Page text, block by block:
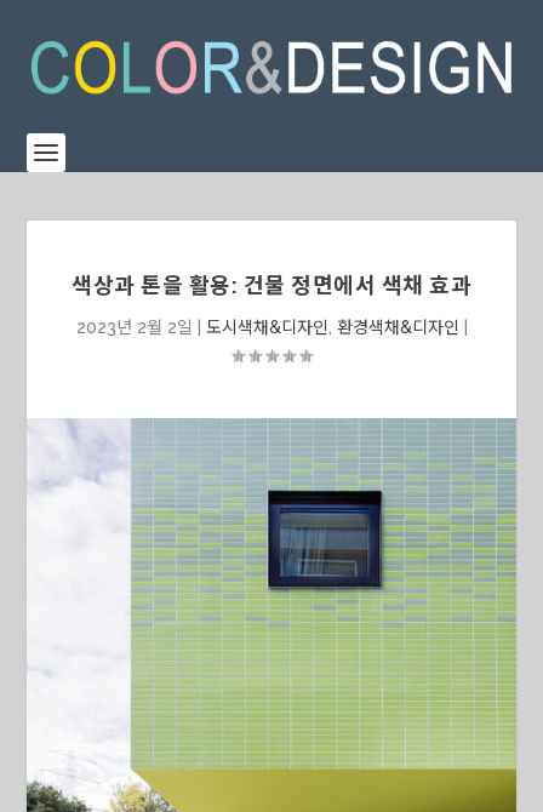
색상과 톤을 활용: 건물 정면에서 색채 효과
2023년 2월 2일 도시색채&디자인 환경색채&디자인